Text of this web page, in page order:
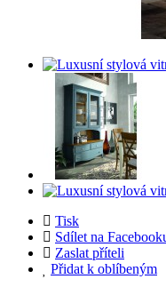
Tisk
Sdílet na
Zaslat příteli
Přidat k oblíbeným